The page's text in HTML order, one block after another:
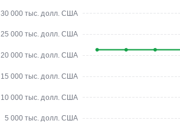
5 000 тыс. долл. США
10 000 тыс. долл. США
15 000 тыс. долл. США
20 000 тыс. долл. США
25 000 тыс. долл. США
30 000 тыс. долл. США